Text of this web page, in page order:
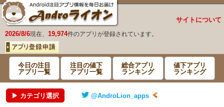
サイトについて
2026/8/6現在、 19,974件のアプリが登録されています。
今日の注目
アプリ一覧
注目の値下
アプリ一覧
総合アプリ
ランキング
値下アプリ
ランキング
▶ カテゴリ選択 @AndroLion_apps